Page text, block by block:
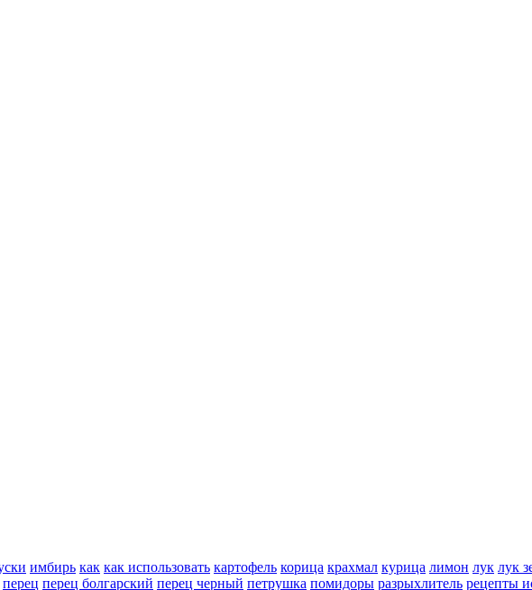
имбирь как как использовать картофель корица крахмал курица лимон лук лук
перец перец болгарский перец черный петрушка помидоры разрыхлитель рецепты